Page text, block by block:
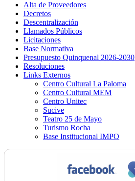
Alta de Proveedores
Decretos
Descentralización
Llamados Públicos
Licitaciones
Base Normativa
Presupuesto Quinquenal 2026-2030
Resoluciones
Links Externos
Centro Cultural La Paloma
Centro Cultural MEM
Centro Unitec
Sucive
Teatro 25 de Mayo
Turismo Rocha
Base Institucional IMPO